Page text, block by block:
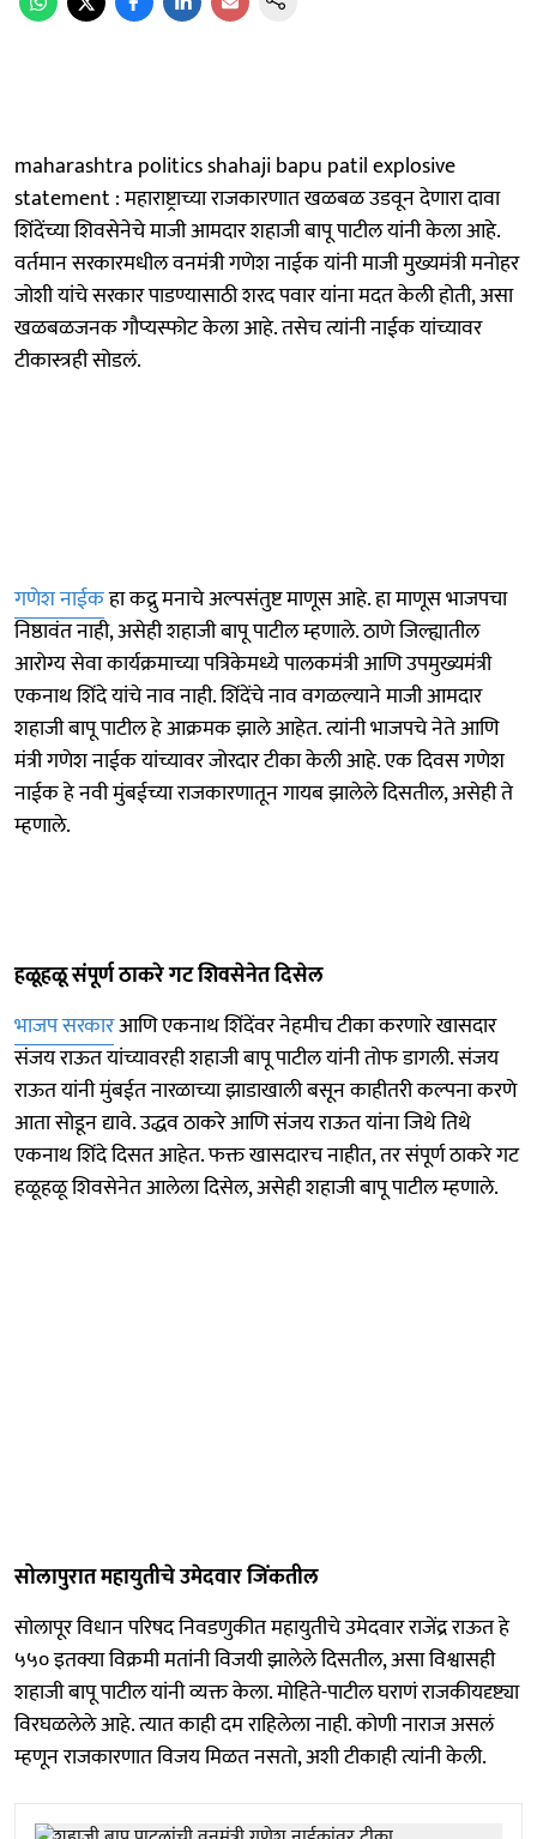
maharashtra politics shahaji bapu patil explosive
statement : महाराष्ट्राच्या राजकारणात खळबळ उडवून देणारा दावा
शिंदेंच्या शिवसेनेचे माजी आमदार शहाजी बापू पाटील यांनी केला आहे.
वर्तमान सरकारमधील वनमंत्री गणेश नाईक यांनी माजी मुख्यमंत्री मनोहर
जोशी यांचे सरकार पाडण्यासाठी शरद पवार यांना मदत केली होती, असा
खळबळजनक गौप्यस्फोट केला आहे. तसेच त्यांनी नाईक यांच्यावर
टीकास्त्रही सोडलं.
गणेश नाईकहा कद्रु मनाचे अल्पसंतुष्ट माणूस आहे. हा माणूस भाजपचा
निष्ठावंत नाही, असेही शहाजी बापू पाटील म्हणाले. ठाणे जिल्ह्यातील
आरोग्य सेवा कार्यक्रमाच्या पत्रिकेमध्ये पालकमंत्री आणि उपमुख्यमंत्री
एकनाथ शिंदे यांचे नाव नाही. शिंदेंचे नाव वगळल्याने माजी आमदार
शहाजी बापू पाटील हे आक्रमक झाले आहेत. त्यांनी भाजपचे नेते आणि
मंत्री गणेश नाईक यांच्यावर जोरदार टीका केली आहे. एक दिवस गणेश
नाईक हे नवी मुंबईच्या राजकारणातून गायब झालेले दिसतील, असेही ते
म्हणाले.
हळूहळू संपूर्ण ठाकरे गट शिवसेनेत दिसेल
भाजप सरकारआणि एकनाथ शिंदेंवर नेहमीच टीका करणारे खासदार
संजय राऊत यांच्यावरही शहाजी बापू पाटील यांनी तोफ डागली. संजय
राऊत यांनी मुंबईत नारळाच्या झाडाखाली बसून काहीतरी कल्पना करणे
आता सोडून द्यावे. उद्धव ठाकरे आणि संजय राऊत यांना जिथे तिथे
एकनाथ शिंदे दिसत आहेत. फक्त खासदारच नाहीत, तर संपूर्ण ठाकरे गट
हळूहळू शिवसेनेत आलेला दिसेल, असेही शहाजी बापू पाटील म्हणाले.
सोलापुरात महायुतीचे उमेदवार जिंकतील
सोलापूर विधान परिषद निवडणुकीत महायुतीचे उमेदवार राजेंद्र राऊत हे
५५० इतक्या विक्रमी मतांनी विजयी झालेले दिसतील, असा विश्वासही
शहाजी बापू पाटील यांनी व्यक्त केला. मोहिते-पाटील घराणं राजकीयदृष्ट्या
विरघळलेले आहे. त्यात काही दम राहिलेला नाही. कोणी नाराज असलं
म्हणून राजकारणात विजय मिळत नसतो, अशी टीकाही त्यांनी केली.